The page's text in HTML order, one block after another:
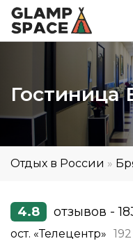
Гостиница
Отдых в России »
4.8 отзывов -
ост. «Телецентр»